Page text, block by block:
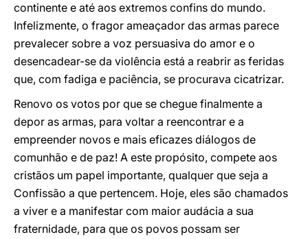
continente e até aos extremos confins do mundo.
Infelizmente, o fragor ameaçador das armas parece
prevalecer sobre a voz persuasiva do amor e o
desencadear-se da violência está a reabrir as feridas
que, com fadiga e paciência, se procurava cicatrizar.
Renovo os votos por que se chegue finalmente a
depor as armas, para voltar a reencontrar e a
empreender novos e mais eficazes diálogos de
comunhão e de paz! A este propósito, compete aos
cristãos um papel importante, qualquer que seja a
Confissão a que pertencem. Hoje, eles são chamados
a viver e a manifestar com maior audácia a sua
fraternidade, para que os povos possam ser